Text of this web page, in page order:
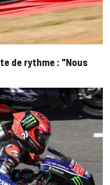
de rythme : "Nous